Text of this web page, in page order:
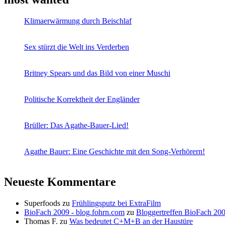
Klimaerwärmung durch Beischlaf
Sex stürzt die Welt ins Verderben
Britney Spears und das Bild von einer Muschi
Politische Korrektheit der Engländer
Brüller: Das Agathe-Bauer-Lied!
Agathe Bauer: Eine Geschichte mit den Song-Verhörern!
Neueste Kommentare
Superfoods zu Frühlingsputz bei ExtraFilm
BioFach 2009 - blog.fohrn.com zu Bloggertreffen BioFach
Thomas F. zu Was bedeutet C+M+B an der Haustüre